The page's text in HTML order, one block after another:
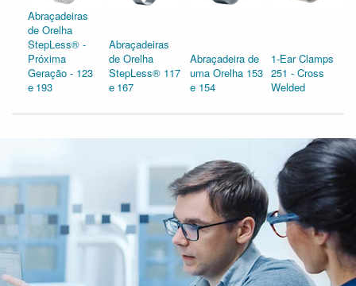
Abraçadeiras
de Orelha
StepLess® -
Próxima
Geração - 123
e 193
Abraçadeiras
de Orelha
StepLess® 117
e 167
Abraçadeira de
uma Orelha 153
e 154
1-Ear Clamps
251 - Cross
Welded